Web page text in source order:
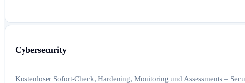
Cybersecurity
Kostenloser Sofort-Check, Hardening, Monitoring und Assessments –